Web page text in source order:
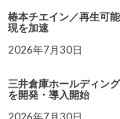
椿本チエイン／再生可
現を加速
2026年7月30日
三井倉庫ホールディン
を開発・導入開始